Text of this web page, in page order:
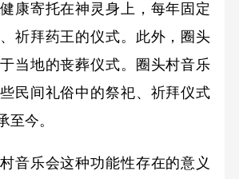
康寄托在神灵身上，每年固定
祈拜药王的仪式。此外，圈头
当地的丧葬仪式。圈头村音乐
民间礼俗中的祭祀、祈拜仪式
至今。
乐会这种功能性存在的意义